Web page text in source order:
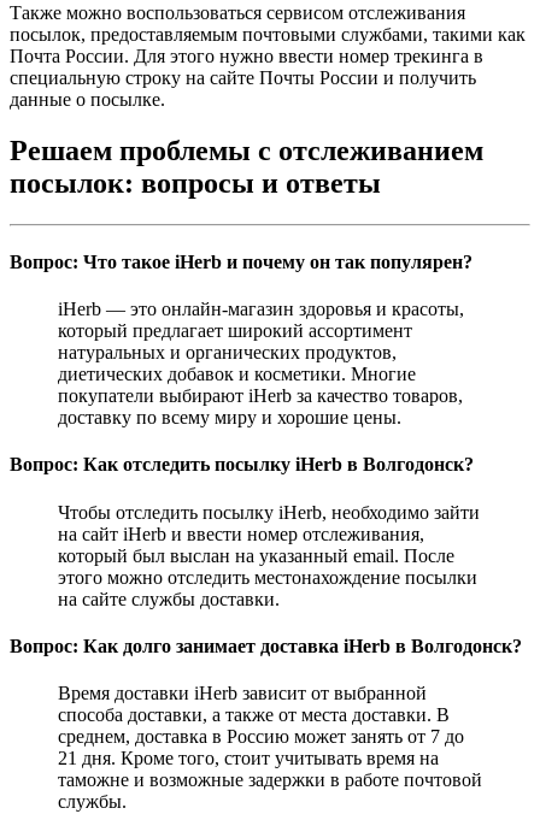
Также можно воспользоваться сервисом отслеживания
посылок, предоставляемым почтовыми службами, такими как
Почта России. Для этого нужно ввести номер трекинга в
специальную строку на сайте Почты России и получить
данные о посылке.
Решаем проблемы с отслеживанием
посылок: вопросы и ответы
Вопрос: Что такое iHerb и почему он так популярен?
iHerb — это онлайн-магазин здоровья и красоты,
который предлагает широкий ассортимент
натуральных и органических продуктов,
диетических добавок и косметики. Многие
покупатели выбирают iHerb за качество товаров,
доставку по всему миру и хорошие цены.
Вопрос: Как отследить посылку iHerb в Волгодонск?
Чтобы отследить посылку iHerb, необходимо зайти
на сайт iHerb и ввести номер отслеживания,
который был выслан на указанный email. После
этого можно отследить местонахождение посылки
на сайте службы доставки.
Вопрос: Как долго занимает доставка iHerb в Волгодонск?
Время доставки iHerb зависит от выбранной
способа доставки, а также от места доставки. В
среднем, доставка в Россию может занять от 7 до
21 дня. Кроме того, стоит учитывать время на
таможне и возможные задержки в работе почтовой
службы.